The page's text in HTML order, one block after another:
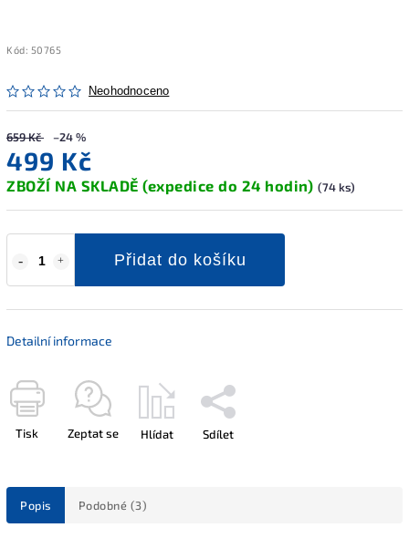
Kód: 50765
Neohodnoceno
659 Kč –24 %
499 Kč
ZBOŽÍ NA SKLADĚ (expedice do 24 hodin) (74 ks)
Přidat do košíku
Detailní informace
Tisk Zeptat se Hlídat Sdílet
Popis Podobné (3)